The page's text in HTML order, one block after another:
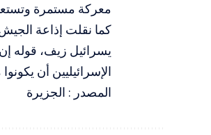
معركة مستمرة
كما نقلت إذاعة
يسرائيل زيف، قوله
الإسرائيليين أن
المصدر : الجزيرة